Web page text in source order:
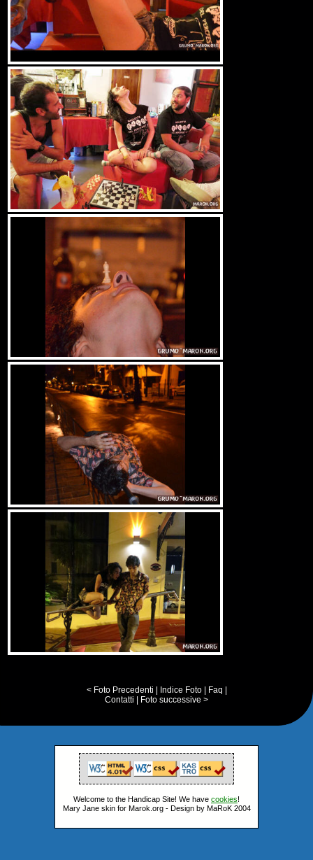
< Foto Precedenti Indice Foto| Faq
Contatti
Foto successive >
Welcome to the Handicap Site! We have cookies!
Mary Jane skin for Marok.org - Design by MaRoK 2004